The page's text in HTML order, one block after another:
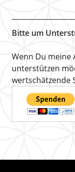
Bitte um
Wenn Du meine
unterstützen
wertschätzende